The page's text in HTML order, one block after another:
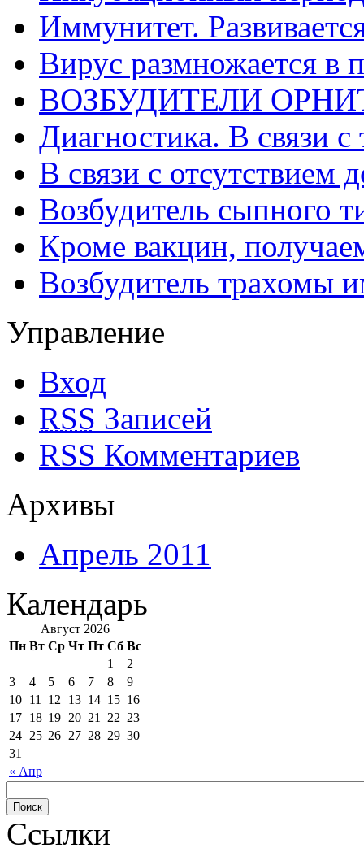
Иммунитет.
Вирус размножается в
ВОЗБУДИТЕЛИ
Диагностика. В связи с
В связи с отсутствием
Возбудитель сыпного
Кроме вакцин,
Возбудитель трахомы
Управление
Вход
RSS Записей
RSS Комментариев
Архивы
Апрель 2011
Календарь
Август 2026
Пн Вт Ср Чт Пт Сб Вс
« Апр
1
2
3
4 5 6 7 8
9
10 11 12 13 14 15 16
17 18 19 20 21 22 23
24 25 26 27 28 29 30
31
Ссылки